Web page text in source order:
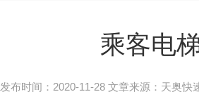
乘客电
发布时间：2020-11-28 文章来源：天奥快